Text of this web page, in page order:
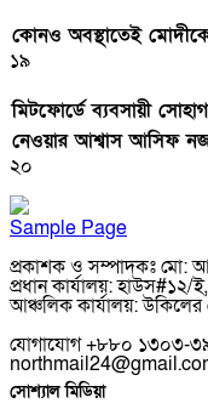
কোনও অবস্থাতেই মোদীকে
১৯
মিটফোর্ডে ব্যবসায়ী
নেওয়ার আশ্বাস আসিফ
২০
Sample Page
প্রকাশক ও সম্পাদকঃ মো:
প্রধান কার্যালয়:
আঞ্চলিক কার্যালয়:
যোগাযোগ +৮৮০ ১৩০৩-
সোশ্যাল মিডিয়া